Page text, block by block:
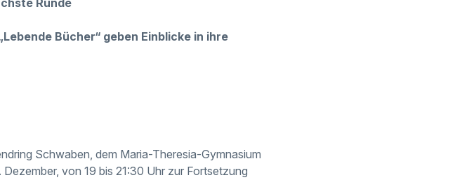
Runde
Bücher“ geben Einblicke in ihre
Schwaben, dem Maria-Theresia-Gymnasium
von 19 bis 21:30 Uhr zur Fortsetzung